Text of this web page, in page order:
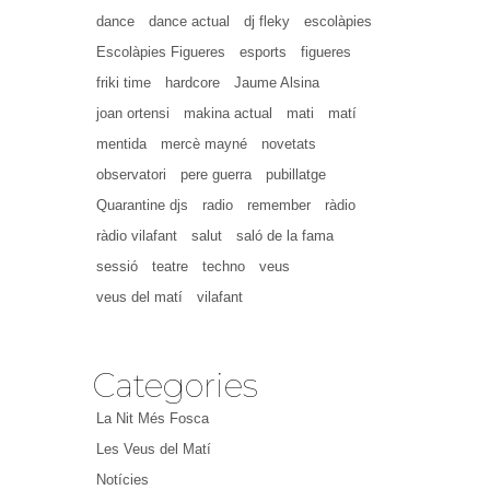
dance
dance actual dj fleky
escolàpies
Escolàpies Figueres
esports
figueres
friki time
hardcore
Jaume Alsina
joan ortensi
makina actual mati
matí
mentida
mercè mayné
novetats
observatori
pere guerra
pubillatge
Quarantine djs
radio remember
ràdio
ràdio vilafant
salut
saló de la fama
sessió
teatre techno
veus
veus del matí
vilafant
Categories
La Nit Més Fosca
Les Veus del Matí
Notícies